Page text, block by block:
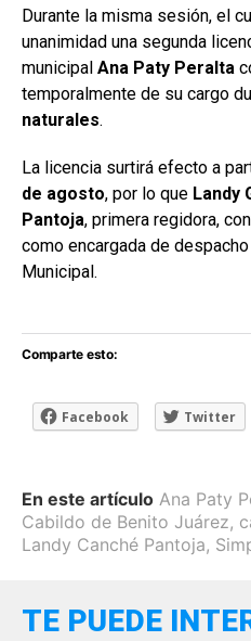
Durante la misma sesión, el
unanimidad una segunda
municipal Ana Paty Peralta
temporalmente de su cargo
naturales.
La licencia surtirá efecto a
de agosto, por lo que Landy
Pantoja, primera regidora,
como encargada de
Municipal.
Comparte esto:
Facebook Twitter
En este artículo Ana Paty
Cabildo de Benito Juárez,
Landy Canché Pantoja,
TE PUEDE